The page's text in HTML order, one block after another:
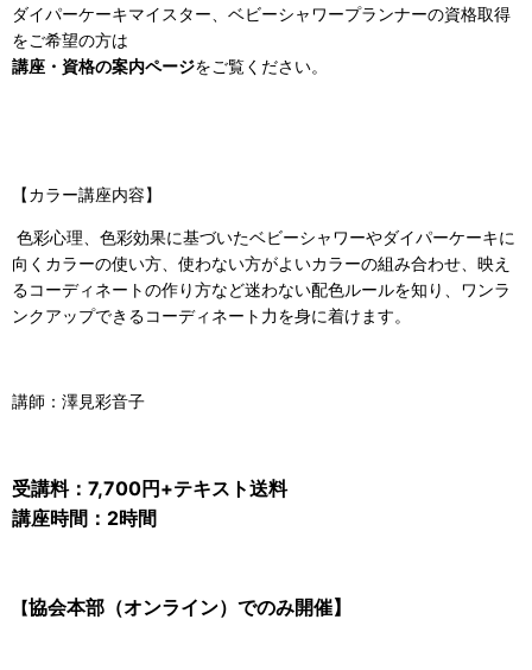
ダイパーケーキマイスター、ベビーシャワープランナーの資格取得
をご希望の方は
講座・資格の案内ページをご覧ください。
【カラー講座内容】
色彩心理、色彩効果に基づいたベビーシャワーやダイパーケーキに
向くカラーの使い方、使わない方がよいカラーの組み合わせ、映え
るコーディネートの作り方など迷わない配色ルールを知り、ワンラ
ンクアップできるコーディネート力を身に着けます。
講師：澤見彩音子
受講料：7,700円+テキスト送料
講座時間：2時間
【協会本部（オンライン）でのみ開催】